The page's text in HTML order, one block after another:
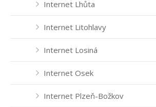
Internet Lhůta
Internet Litohlavy
Internet Losiná
Internet Osek
Internet Plzeň-Božkov